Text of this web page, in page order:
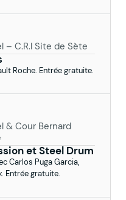
– C.R.I Site de Sète
Roche. Entrée gratuite.
& Cour Bernard
et Steel Drum
Carlos Puga Garcia,
Entrée gratuite.